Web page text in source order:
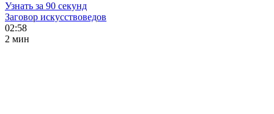
Узнать за 90 секунд
Заговор искусствоведов
02:58
2 мин